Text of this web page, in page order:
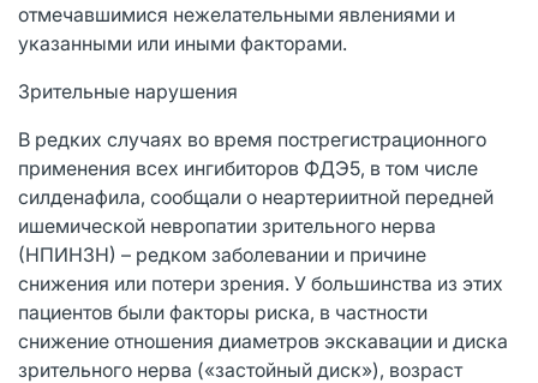
отмечавшимися нежелательными явлениями и
указанными или иными факторами.
Зрительные нарушения
В редких случаях во время пострегистрационного
применения всех ингибиторов ФДЭ5, в том числе
силденафила, сообщали о неартериитной передней
ишемической невропатии зрительного нерва
(НПИНЗН) – редком заболевании и причине
снижения или потери зрения. У большинства из этих
пациентов были факторы риска, в частности
снижение отношения диаметров экскавации и диска
зрительного нерва («застойный диск»), возраст